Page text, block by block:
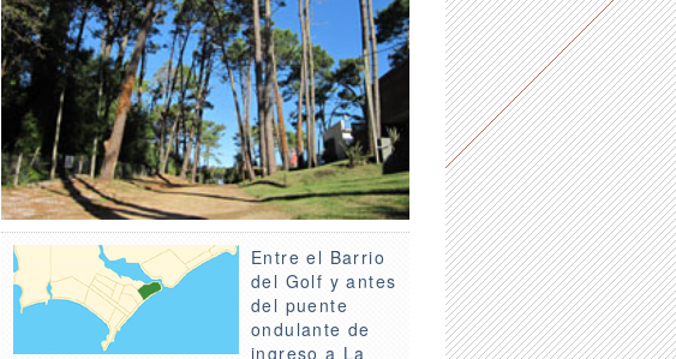
Entre el Barrio
del Golf y antes
del puente
ondulante de
ingreso a La